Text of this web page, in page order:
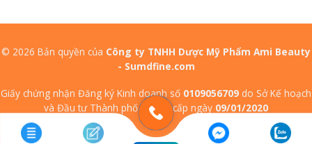
© 2026 Bản quyền của Công ty TNHH Dược Mỹ Phẩm Ami Beauty
- Sumdfine.com
Giấy chứng nhận Đăng ký Kinh doanh số 0109056709 do Sở Kế hoạch
và Đầu tư Thành phố Hà Nội cấp ngày 09/01/2020